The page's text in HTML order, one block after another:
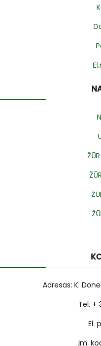
Adresas: K.
Tel. +
El.
Įm.